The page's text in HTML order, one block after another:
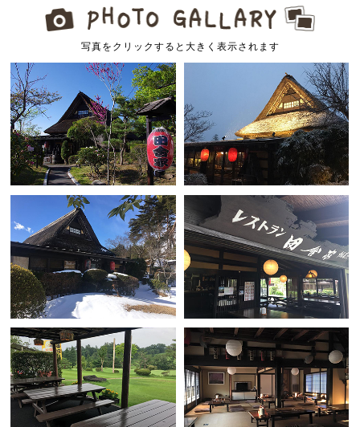
写真をクリックすると大きく表示されます